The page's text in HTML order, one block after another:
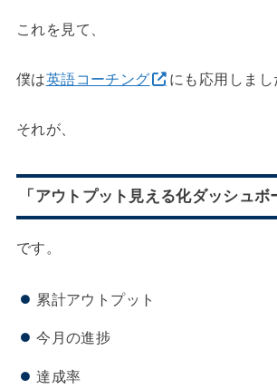
これを見て、
僕は英語コーチング にも応用しまし
それが、
「アウトプット見える化ダッシュボ
です。
累計アウトプット
今月の進捗
達成率